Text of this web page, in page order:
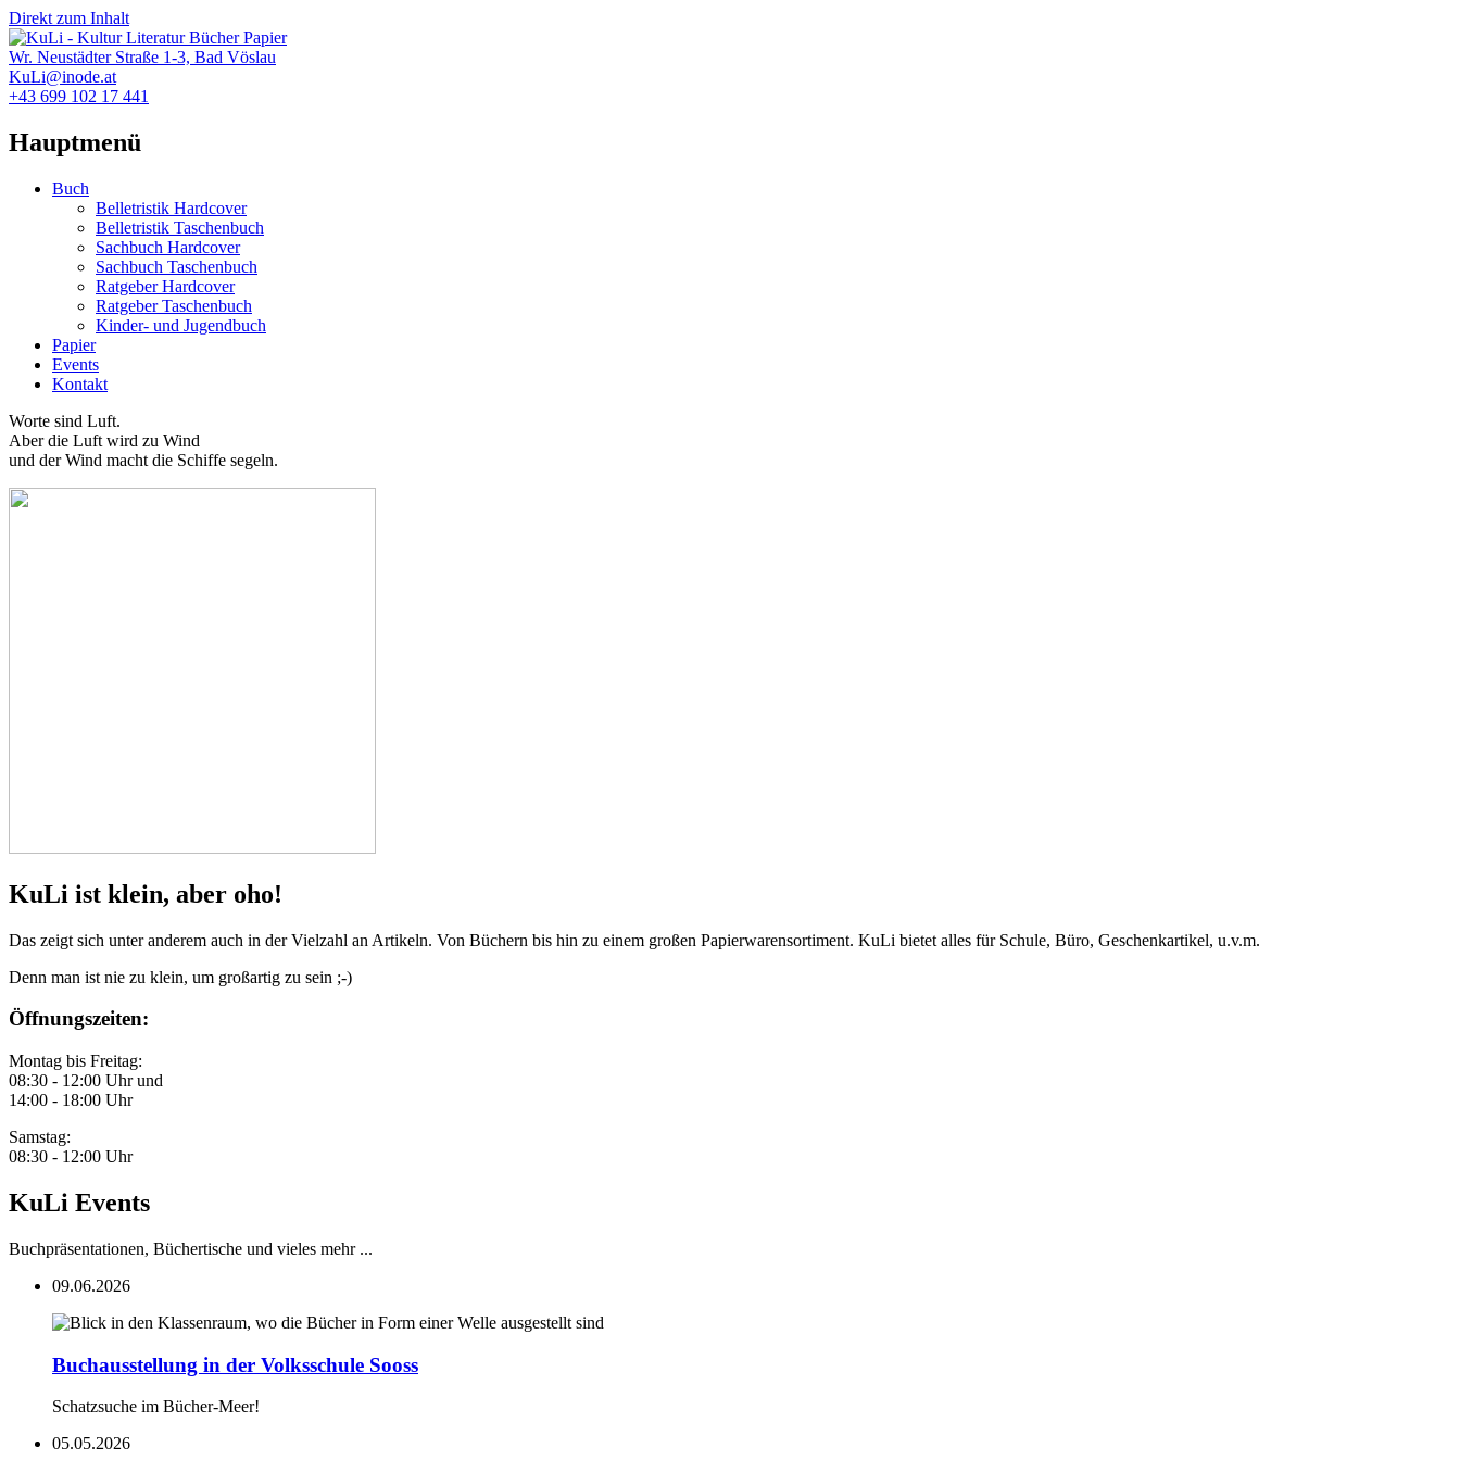
Direkt zum Inhalt
Wr. Neustädter Straße 1-3, Bad Vöslau
KuLi@inode.at
+43 699 102 17 441
Hauptmenü
Buch
Belletristik Hardcover
Belletristik Taschenbuch
Sachbuch Hardcover
Sachbuch Taschenbuch
Ratgeber Hardcover
Ratgeber Taschenbuch
Kinder- und Jugendbuch
Papier
Events
Kontakt
Worte sind Luft.
Aber die Luft wird zu Wind
und der Wind macht die Schiffe segeln.
KuLi ist klein, aber oho!
Das zeigt sich unter anderem auch in der Vielzahl an Artikeln. Von Büchern bis hin zu einem großen Papierwarensortiment. KuLi bietet alles für Schule, Büro, Geschenkartikel, u.v.m.
Denn man ist nie zu klein, um großartig zu sein ;-)
Öffnungszeiten:
Montag bis Freitag:
08:30 - 12:00 Uhr und
14:00 - 18:00 Uhr
Samstag:
08:30 - 12:00 Uhr
KuLi Events
Buchpräsentationen, Büchertische und vieles mehr ...
09.06.2026
Buchausstellung in der Volksschule Sooss
Schatzsuche im Bücher-Meer!
05.05.2026